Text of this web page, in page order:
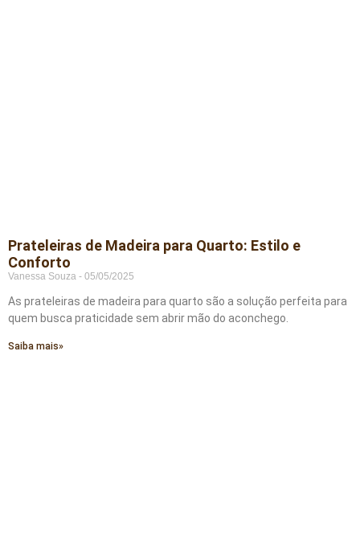
Prateleiras de Madeira para Quarto: Estilo e
Conforto
Vanessa Souza 05/05/2025
As prateleiras de madeira para quarto são a solução perfeita para
quem busca praticidade sem abrir mão do aconchego.
Saiba mais»